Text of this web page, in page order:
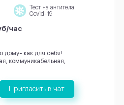
Тест на антитела
Covid-19
час
дому- как для себя!
коммуникабельная,
Пригласить в чат